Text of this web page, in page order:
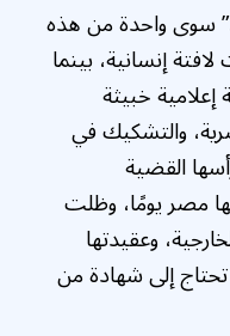
سوى واحدة من هذه
إنسانية، بينما
خبيثة
والتشكيك في
القضية
مصر يومًا، وظلت
وعقيدتها
تحتاج إلى شهادة من